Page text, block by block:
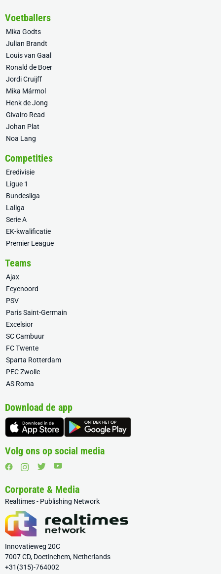
Voetballers
Mika Godts
Julian Brandt
Louis van Gaal
Ronald de Boer
Jordi Cruijff
Mika Mármol
Henk de Jong
Givairo Read
Johan Plat
Noa Lang
Competities
Eredivisie
Ligue 1
Bundesliga
Laliga
Serie A
EK-kwalificatie
Premier League
Teams
Ajax
Feyenoord
PSV
Paris Saint-Germain
Excelsior
SC Cambuur
FC Twente
Sparta Rotterdam
PEC Zwolle
AS Roma
Download de app
Volg ons op social media
Corporate & Media
Realtimes - Publishing Network
Innovatieweg 20C
7007 CD, Doetinchem, Netherlands
+31(315)-764002